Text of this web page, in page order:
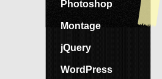
Photoshop
Montage
jQuery
WordPress